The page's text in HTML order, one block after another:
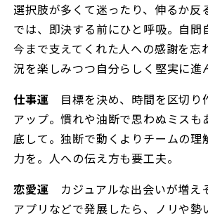
選択肢が多くて迷ったり、伸るか反
では、即決する前にひと呼吸。自問
今まで支えてくれた人への感謝を忘
況を楽しみつつ自分らしく堅実に進
仕事運 目標を決め、時間を区切り
アップ。慣れや油断で思わぬミスも
底して。独断で動くよりチームの理
力を。人への伝え方も要工夫。
恋愛運 カジュアルな出会いが増え
アプリなどで発展したら、ノリや勢